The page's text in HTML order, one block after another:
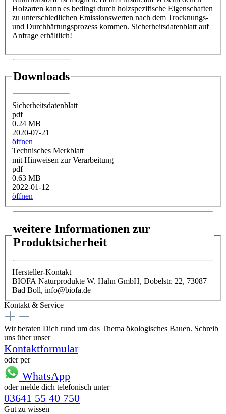
Holzarten kann es bedingt durch holzspezifische Eigenschaften
zu unterschiedlichen Emissionswerten nach dem Trocknungs-
und Durchhärtungsprozess kommen. Sicherheitsdatenblatt auf
Anfrage erhältlich!
Downloads
Sicherheitsdatenblatt
pdf
0.24 MB
2020-07-21
öffnen
Technisches Merkblatt
mit Hinweisen zur Verarbeitung
pdf
0.63 MB
2022-01-12
öffnen
weitere Informationen zur
Produktsicherheit
Hersteller-Kontakt
BIOFA Naturprodukte W. Hahn GmbH, Dobelstr. 22, 73087
Bad Boll, info@biofa.de
Kontakt & Service
Wir beraten Dich rund um das Thema ökologisches Bauen. Schreib
uns über unser
Kontaktformular
oder per
WhatsApp
oder melde dich telefonisch unter
03641 55 40 750
Gut zu wissen